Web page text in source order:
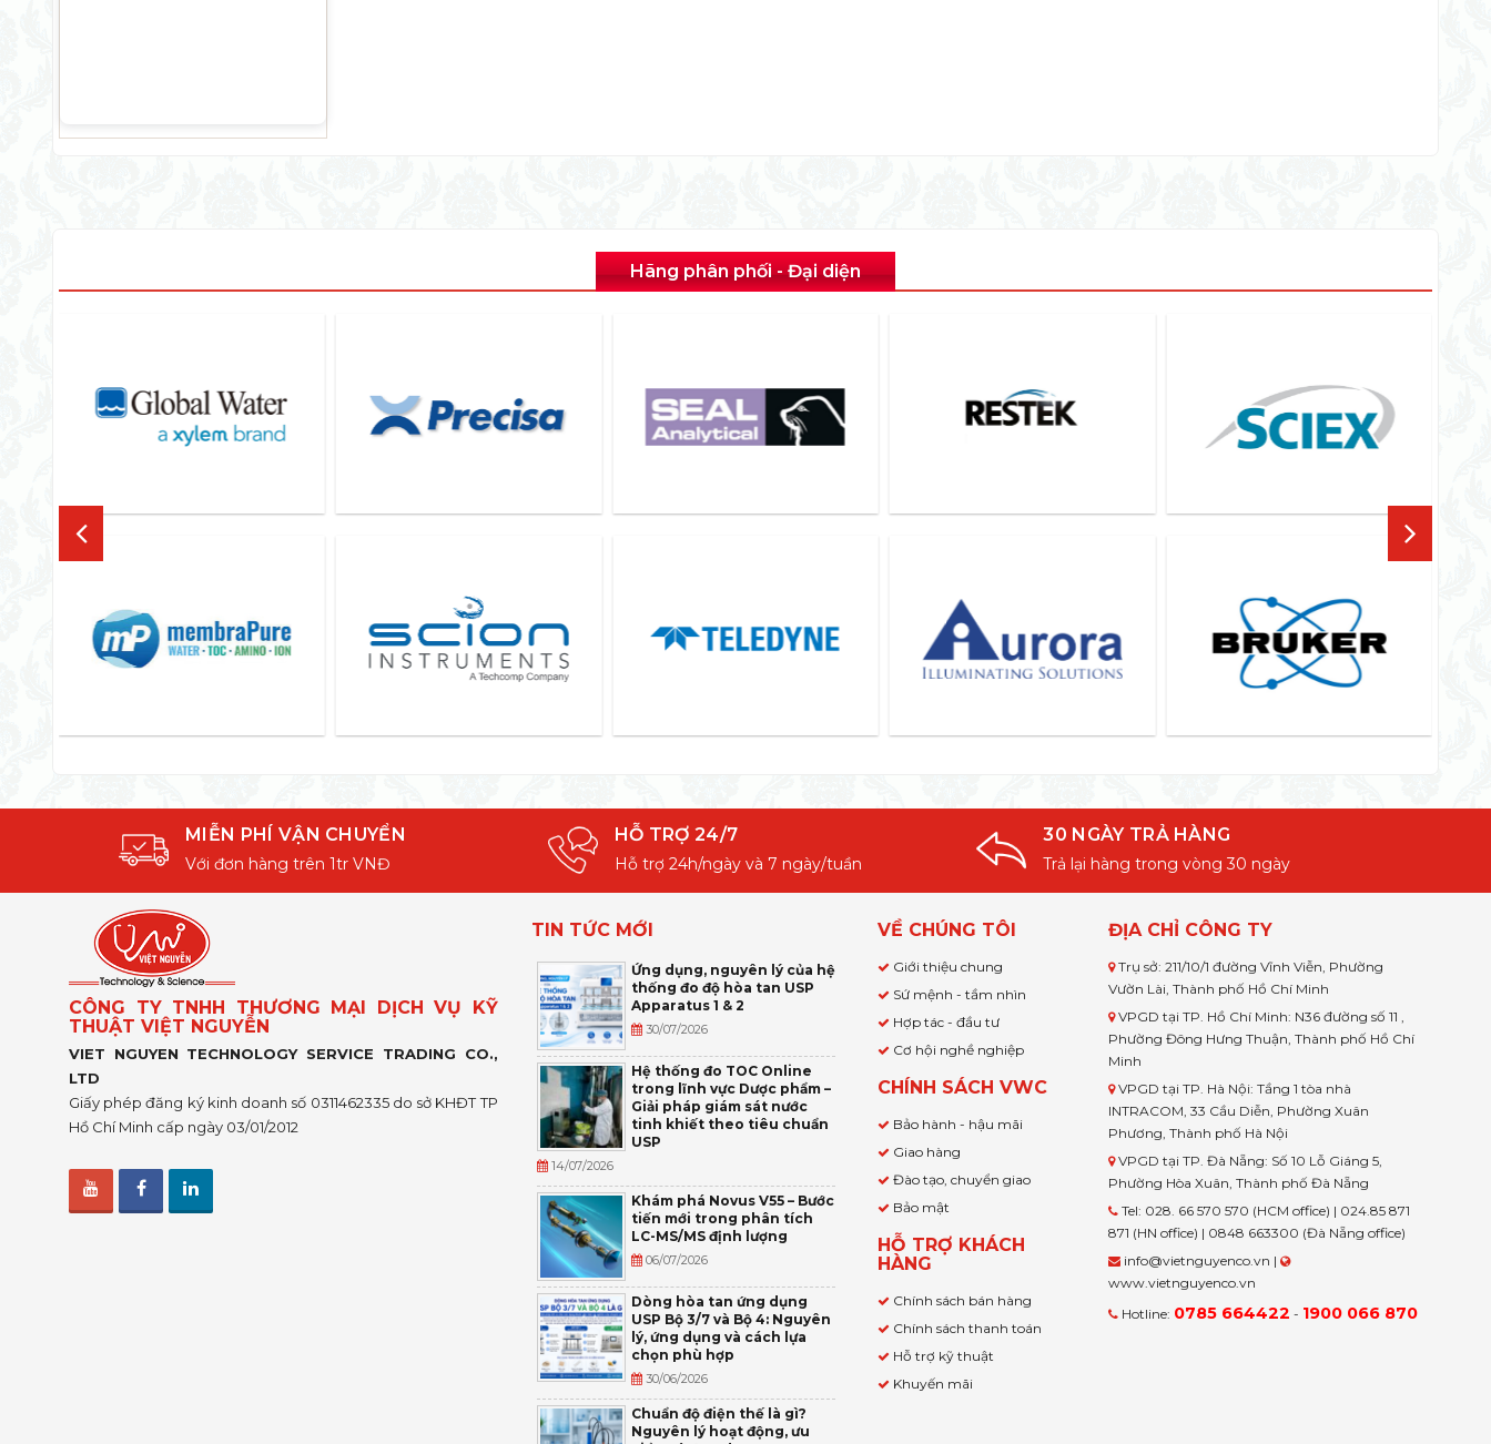
Hãng phân phối - Đại diện
MIỄN PHÍ VẬN CHUYỂN
Với đơn hàng trên 1tr VNĐ
HỖ TRỢ 24/7
Hỗ trợ 24h/ngày và 7 ngày/tuần
30 NGÀY TRẢ HÀNG
Trả lại hàng trong vòng 30 ngày
CÔNG TY TNHH THƯƠNG MẠI DỊCH VỤ KỸ
THUẬT VIỆT NGUYỄN
VIET NGUYEN TECHNOLOGY SERVICE TRADING CO.,
LTD
Giấy phép đăng ký kinh doanh số 0311462335 do sở KHĐT TP
Hồ Chí Minh cấp ngày 03/01/2012
TIN TỨC MỚI
Ứng dụng, nguyên lý của hệ
thống đo độ hòa tan USP
Apparatus 1 & 2
30/07/2026
Hệ thống đo TOC Online
trong lĩnh vực Dược phẩm –
Giải pháp giám sát nước
tinh khiết theo tiêu chuẩn
USP
14/07/2026
Khám phá Novus V55 – Bước
tiến mới trong phân tích
LC-MS/MS định lượng
06/07/2026
Dòng hòa tan ứng dụng
USP Bộ 3/7 và Bộ 4: Nguyên
lý, ứng dụng và cách lựa
chọn phù hợp
30/06/2026
Chuẩn độ điện thế là gì?
Nguyên lý hoạt động, ưu
VỀ CHÚNG TÔI
Giới thiệu chung
Sứ mệnh - tầm nhìn
Hợp tác - đầu tư
Cơ hội nghề nghiệp
CHÍNH SÁCH VWC
Bảo hành - hậu mãi
Giao hàng
Đào tạo, chuyển giao
Bảo mật
HỖ TRỢ KHÁCH
HÀNG
Chính sách bán hàng
Chính sách thanh toán
Hỗ trợ kỹ thuật
Khuyến mãi
ĐỊA CHỈ CÔNG TY
Trụ sở: 211/10/1 đường Vĩnh Viễn, Phường
Vườn Lài, Thành phố Hồ Chí Minh
VPGD tại TP. Hồ Chí Minh: N36 đường số 11 ,
Phường Đông Hưng Thuận, Thành phố Hồ Chí
Minh
VPGD tại TP. Hà Nội: Tầng 1 tòa nhà
INTRACOM, 33 Cầu Diễn, Phường Xuân
Phương, Thành phố Hà Nội
VPGD tại TP. Đà Nẵng: Số 10 Lỗ Giáng 5,
Phường Hòa Xuân, Thành phố Đà Nẵng
Tel: 028. 66 570 570 (HCM office) | 024.85 871
871 (HN office) | 0848 663300 (Đà Nẵng office)
info@vietnguyenco.vn |
www.vietnguyenco.vn
Hotline: 0785 664422 - 1900 066 870